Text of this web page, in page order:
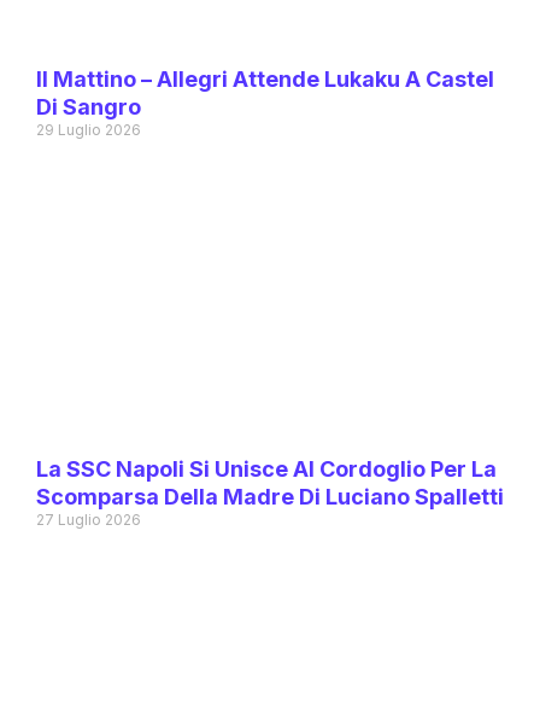
Il Mattino – Allegri Attende Lukaku A Castel
Di Sangro
29 Luglio 2026
La SSC Napoli Si Unisce Al Cordoglio Per La
Scomparsa Della Madre Di Luciano Spalletti
27 Luglio 2026